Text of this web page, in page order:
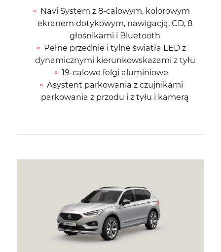
Navi System z 8-calowym, kolorowym
ekranem dotykowym, nawigacją, CD, 8
głośnikami i Bluetooth
Pełne przednie i tylne światła LED z
dynamicznymi kierunkowskazami z tyłu
19-calowe felgi aluminiowe
Asystent parkowania z czujnikami
parkowania z przodu i z tyłu i kamerą